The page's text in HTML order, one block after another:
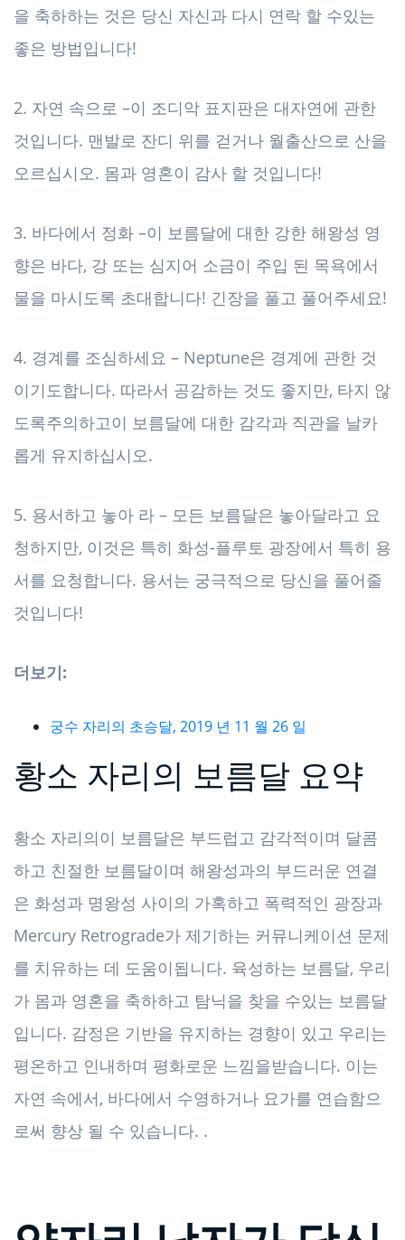
을 축하하는 것은 당신 자신과 다시 연락 할 수있는
좋은 방법입니다!
2. 자연 속으로 –이 조디악 표지판은 대자연에 관한
것입니다. 맨발로 잔디 위를 걷거나 월출산으로 산을
오르십시오. 몸과 영혼이 감사 할 것입니다!
3. 바다에서 정화 –이 보름달에 대한 강한 해왕성 영
향은 바다, 강 또는 심지어 소금이 주입 된 목욕에서
물을 마시도록 초대합니다! 긴장을 풀고 풀어주세요!
4. 경계를 조심하세요 – Neptune은 경계에 관한 것
이기도합니다. 따라서 공감하는 것도 좋지만, 타지 않
도록주의하고이 보름달에 대한 감각과 직관을 날카
롭게 유지하십시오.
5. 용서하고 놓아 라 – 모든 보름달은 놓아달라고 요
청하지만, 이것은 특히 화성-플루토 광장에서 특히 용
서를 요청합니다. 용서는 궁극적으로 당신을 풀어줄
것입니다!
더보기:
궁수 자리의 초승달, 2019 년 11 월 26 일
황소 자리의 보름달 요약
황소 자리의이 보름달은 부드럽고 감각적이며 달콤
하고 친절한 보름달이며 해왕성과의 부드러운 연결
은 화성과 명왕성 사이의 가혹하고 폭력적인 광장과
Mercury Retrograde가 제기하는 커뮤니케이션 문제
를 치유하는 데 도움이됩니다. 육성하는 보름달, 우리
가 몸과 영혼을 축하하고 탐닉을 찾을 수있는 보름달
입니다. 감정은 기반을 유지하는 경향이 있고 우리는
평온하고 인내하며 평화로운 느낌을받습니다. 이는
자연 속에서, 바다에서 수영하거나 요가를 연습함으
로써 향상 될 수 있습니다. .